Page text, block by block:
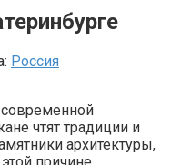
Россия
современной
чтят традиции и
архитектуры,